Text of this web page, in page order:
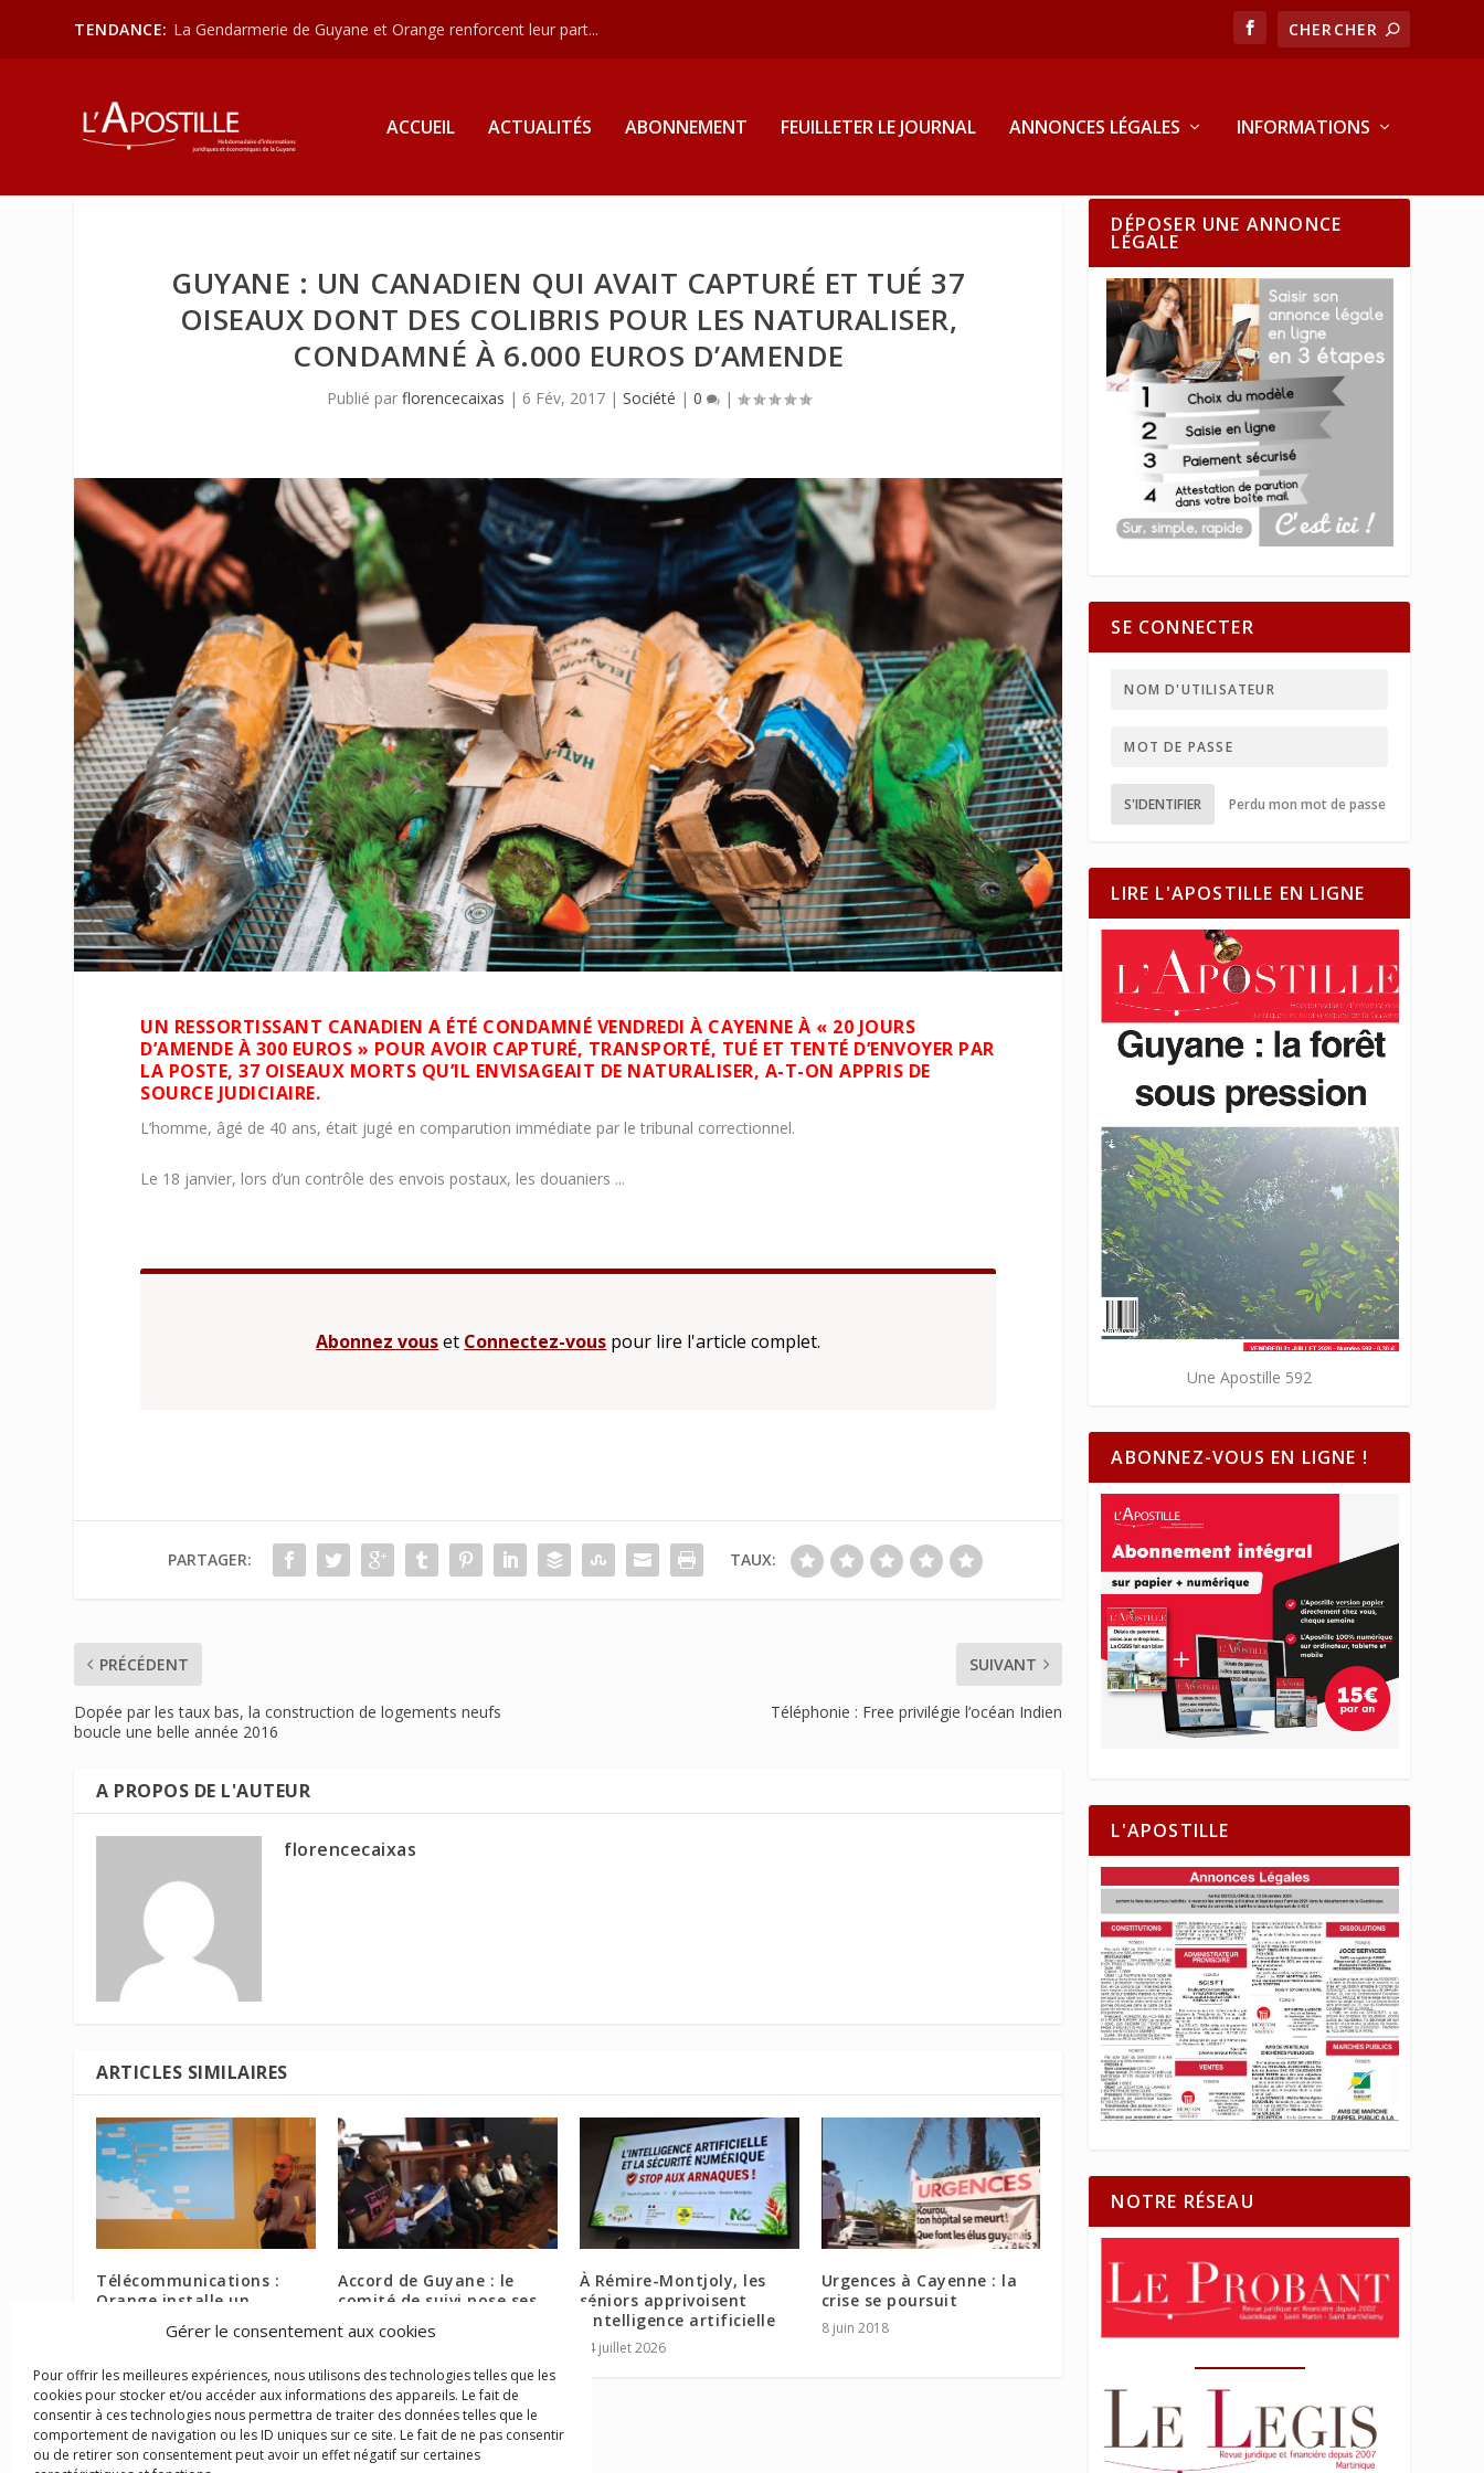
Gérer le consentement aux cookies
Pour offrir les meilleures expériences, nous utilisons des technologies telles que les
cookies pour stocker et/ou accéder aux informations des appareils. Le fait de
consentir à ces technologies nous permettra de traiter des données telles que le
comportement de navigation ou les ID uniques sur ce site. Le fait de ne pas consentir
ou de retirer son consentement peut avoir un effet négatif sur certaines
TENDANCE: La Gendarmerie de Guyane et Orange renforcent leur part...
ACCUEIL ACTUALITÉS ABONNEMENT FEUILLETER LE JOURNAL ANNONCES LÉGALES INFORMATIONS
GUYANE : UN CANADIEN QUI AVAIT CAPTURÉ ET TUÉ 37
OISEAUX DONT DES COLIBRIS POUR LES NATURALISER,
CONDAMNÉ À 6.000 EUROS D’AMENDE
Publié par florencecaixas | 6 Fév, 2017| Société | 0 |
UN RESSORTISSANT CANADIEN A ÉTÉ CONDAMNÉ VENDREDI À CAYENNE À « 20 JOURS
D’AMENDE À 300 EUROS » POUR AVOIR CAPTURÉ, TRANSPORTÉ, TUÉ ET TENTÉ D’ENVOYER PAR
LA POSTE, 37 OISEAUX MORTS QU’IL ENVISAGEAIT DE NATURALISER, A-T-ON APPRIS DE
SOURCE JUDICIAIRE.
L’homme, âgé de 40 ans, était jugé en comparution immédiate par le tribunal correctionnel.
Le 18 janvier, lors d’un contrôle des envois postaux, les douaniers ...
Abonnez vouset Connectez-vous pour lire l'article complet.
PARTAGER: TAUX:
PRÉCÉDENT
Dopée par les taux bas, la construction de logements neufs
boucle une belle année 2016
SUIVANT
Téléphonie : Free privilégie l’océan Indien
A PROPOS DE L'AUTEUR
florencecaixas
ARTICLES SIMILAIRES
Télécommunications :
Orange installe un
nouveau câble sous-marin
Accord de Guyane : le
comité de suivi pose ses
bases de travail
À Rémire-Montjoly, les
séniors apprivoisent
l’intelligence artificielle
24 juillet 2026
Urgences à Cayenne : la
crise se poursuit
8 juin 2018
DÉPOSER UNE ANNONCE
LÉGALE
SE CONNECTER
S'IDENTIFIER Perdu mon mot de passe
LIRE L'APOSTILLE EN LIGNE
Une Apostille 592
ABONNEZ-VOUS EN LIGNE !
L'APOSTILLE
NOTRE RÉSEAU